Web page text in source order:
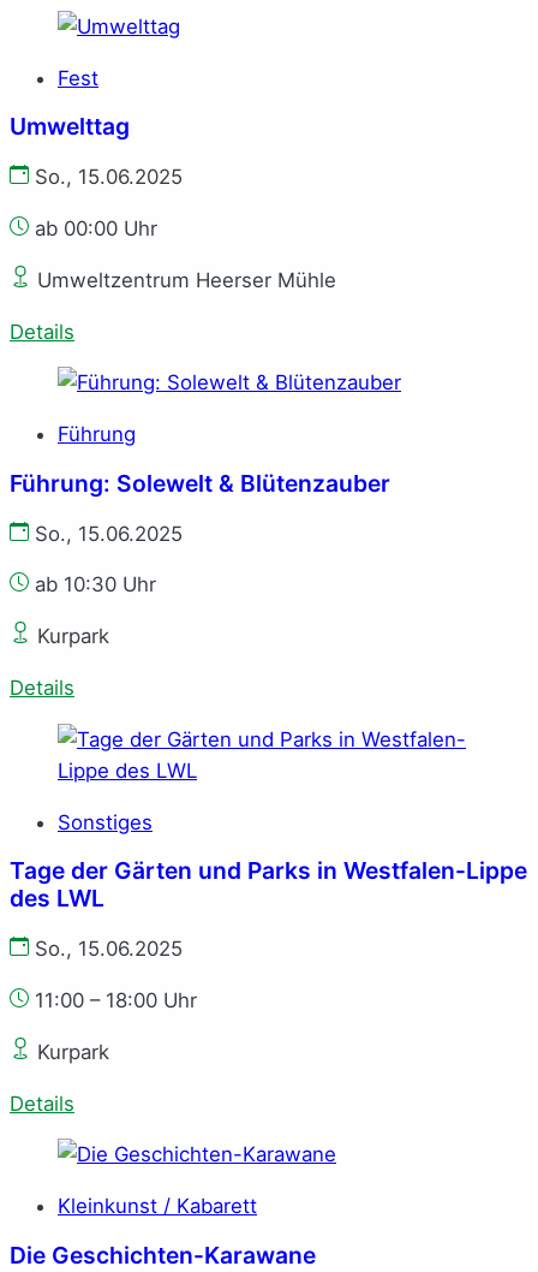
Fest
Umwelttag
So., 15.06.2025
ab 00:00 Uhr
Umweltzentrum Heerser Mühle
Details
Führung
Führung: Solewelt & Blütenzauber
So., 15.06.2025
ab 10:30 Uhr
Kurpark
Details
Sonstiges
Tage der Gärten und Parks in Westfalen-Lippe
des LWL
So., 15.06.2025
11:00 – 18:00 Uhr
Kurpark
Details
Kleinkunst / Kabarett
Die Geschichten-Karawane